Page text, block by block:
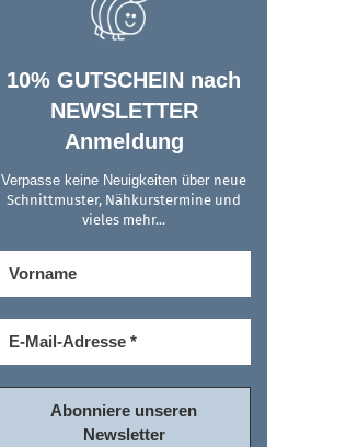
10% GUTSCHEIN nach
NEWSLETTER
Anmeldung
Verpasse keine Neuigkeiten über neue
Schnittmuster, Nähkurstermine und
vieles mehr...